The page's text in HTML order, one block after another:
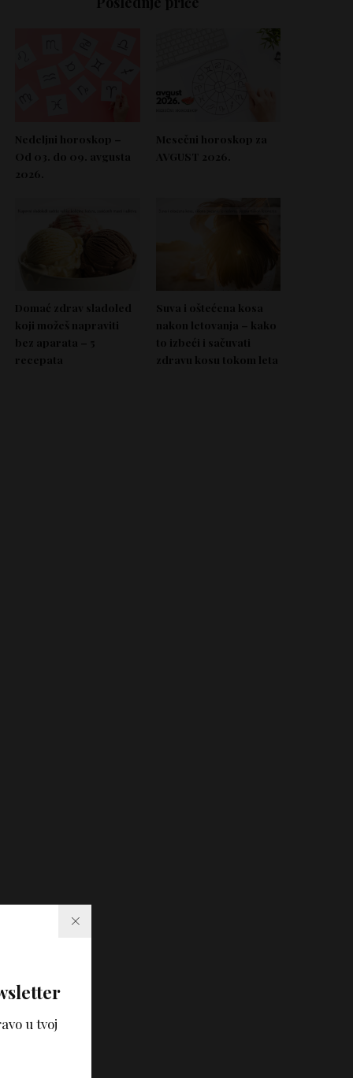
u tvoj
Nedeljni horoskop –
Od 03. do 09. avgusta
2026.
Mesečni horoskop za
AVGUST 2026.
Domać zdrav sladoled
koji možeš napraviti
bez aparata – 5
recepata
Suva i oštećena kosa
nakon letovanja – kako
to izbeći i sačuvati
zdravu kosu tokom leta